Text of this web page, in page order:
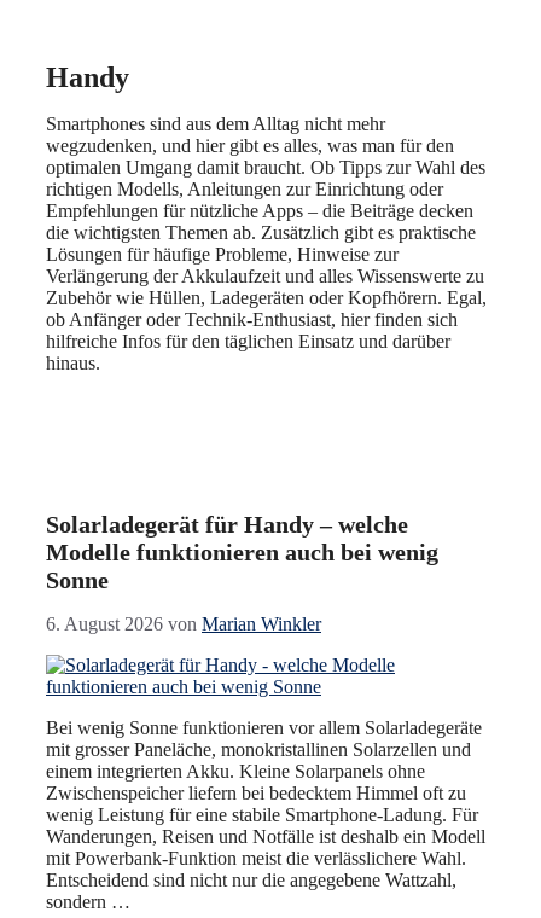
Handy
Smartphones sind aus dem Alltag nicht mehr
wegzudenken, und hier gibt es alles, was man für den
optimalen Umgang damit braucht. Ob Tipps zur Wahl des
richtigen Modells, Anleitungen zur Einrichtung oder
Empfehlungen für nützliche Apps – die Beiträge decken
die wichtigsten Themen ab. Zusätzlich gibt es praktische
Lösungen für häufige Probleme, Hinweise zur
Verlängerung der Akkulaufzeit und alles Wissenswerte zu
Zubehör wie Hüllen, Ladegeräten oder Kopfhörern. Egal,
ob Anfänger oder Technik-Enthusiast, hier finden sich
hilfreiche Infos für den täglichen Einsatz und darüber
hinaus.
Solarladegerät für Handy – welche
Modelle funktionieren auch bei wenig
Sonne
6. August 2026 von Marian Winkler
Bei wenig Sonne funktionieren vor allem Solarladegeräte
mit grosser Paneläche, monokristallinen Solarzellen und
einem integrierten Akku. Kleine Solarpanels ohne
Zwischenspeicher liefern bei bedecktem Himmel oft zu
wenig Leistung für eine stabile Smartphone-Ladung. Für
Wanderungen, Reisen und Notfälle ist deshalb ein Modell
mit Powerbank-Funktion meist die verlässlichere Wahl.
Entscheidend sind nicht nur die angegebene Wattzahl,
sondern …